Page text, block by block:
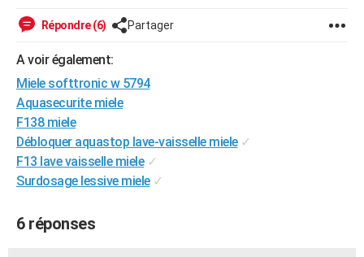
Art de vivre
Bien-être
Loisirs
Mode
Modes de vie
SANTE
VOYAGE
Destinations
City break
Voyage nature
Voyage de noces
Forum
Climat
PHOTO
GUIDES D'ACHAT
BONS PLANS
CARTE DE VOEUX
Carte de Noël
Carte Bonne année
Carte Saint-Valentin
Carte Pâques
Carte d'anniversaire
DICTIONNAIRE
Répondre (6) Partager
A voir également:
Miele softtronic w 5794
Aquasecurite miele
F138 miele
Débloquer aquastop lave-vaisselle miele ✓
F13 lave vaisselle miele ✓
Surdosage lessive miele ✓
6 réponses